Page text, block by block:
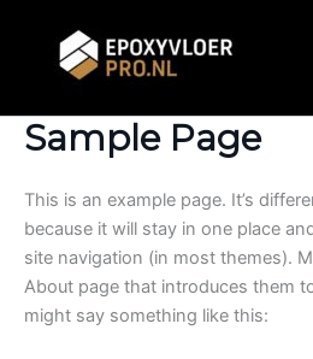
Sample Page
This is an example page. It’s
because it will stay in one place
site navigation (in most themes).
About page that introduces them
might say something like this: